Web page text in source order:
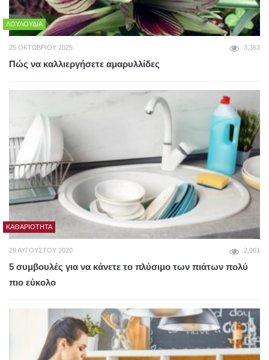
ΛΟΥΛΟΎΔΙΑ
25 ΟΚΤΩΒΡΊΟΥ 2025 3,363
Πώς να καλλιεργήσετε αμαρυλλίδες
ΚΑΘΑΡΙΌΤΗΤΑ
29 ΑΥΓΟΎΣΤΟΥ 2020 2,961
5 συμβουλές για να κάνετε το πλύσιμο των πιάτων πολύ
πιο εύκολο